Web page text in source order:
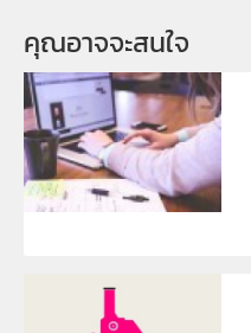
คุณอาจจะสนใจ